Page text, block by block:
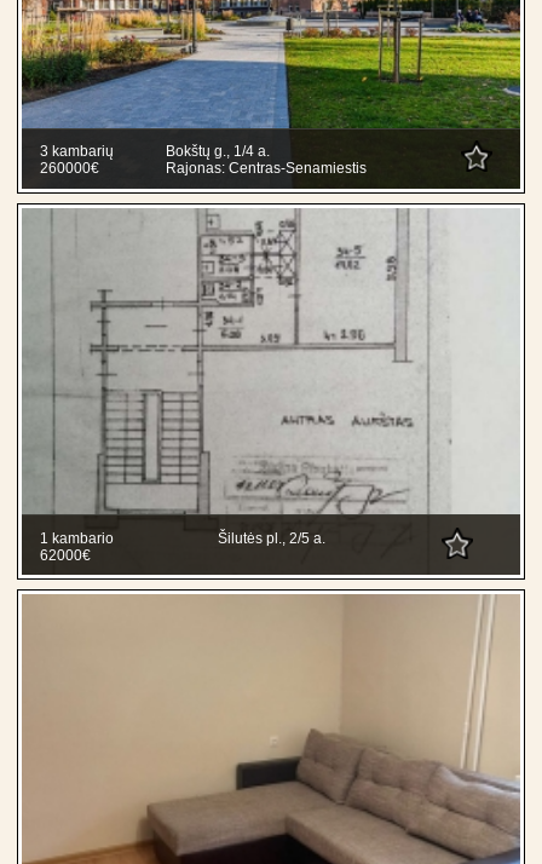
3 kambarių
Bokštų g., 1/4 a.
260000€
Rajonas: Centras-Senamiestis
1 kambario
Šilutės pl., 2/5 a.
62000€